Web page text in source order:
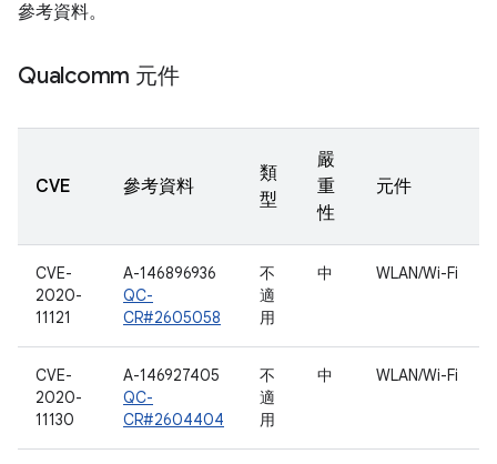
參考資料。
Qualcomm 元件
CVE 參考資料
類
型
嚴
重
性
元件
CVE-
2020-
11121
A-146896936
QC-
CR#2605058
不
適
用
中 WLAN/Wi-Fi
CVE-
2020-
11130
A-146927405
QC-
CR#2604404
不
適
用
中 WLAN/Wi-Fi